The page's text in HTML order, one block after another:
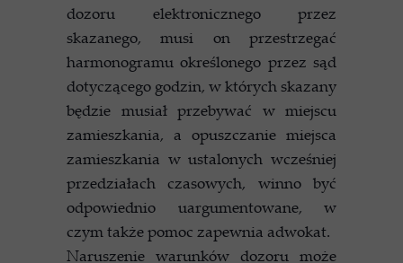
dozoru elektronicznego przez
skazanego, musi on przestrzegać
harmonogramu określonego przez sąd
dotyczącego godzin, w których skazany
będzie musiał przebywać w miejscu
zamieszkania, a opuszczanie miejsca
zamieszkania w ustalonych wcześniej
przedziałach czasowych, winno być
odpowiednio uargumentowane, w
czym także pomoc zapewnia adwokat.
Naruszenie warunków dozoru może